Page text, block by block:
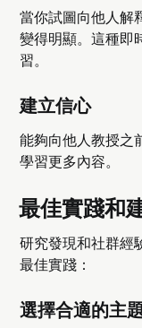
當你試圖向他人解
變得明顯。這種即
習。
建立信心
能夠向他人教授之
學習更多內容。
最佳實踐和
研究發現和社群經
最佳實踐：
選擇合適的主